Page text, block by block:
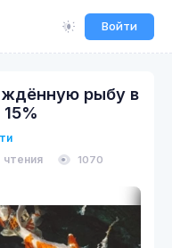
Войти
рыбу в
чтения 1070